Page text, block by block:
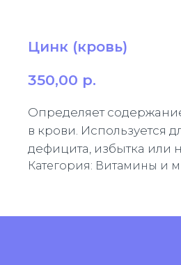
Цинк (кровь)
350,00 р.
Определяет
в крови. Используется
дефицита, избытка или
Категория: Витамины и